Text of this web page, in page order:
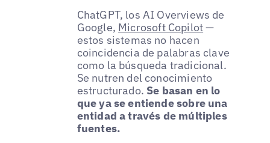
ChatGPT, los AI Overviews de
Google, Microsoft Copilot—
estos sistemas no hacen
coincidencia de palabras clave
como la búsqueda tradicional.
Se nutren del conocimiento
estructurado. Se basan en lo
que ya se entiende sobre una
entidad a través de múltiples
fuentes.